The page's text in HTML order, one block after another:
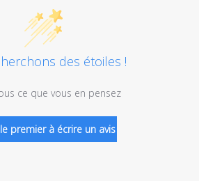
des étoiles !
ce que vous en pensez
premier à écrire un avis